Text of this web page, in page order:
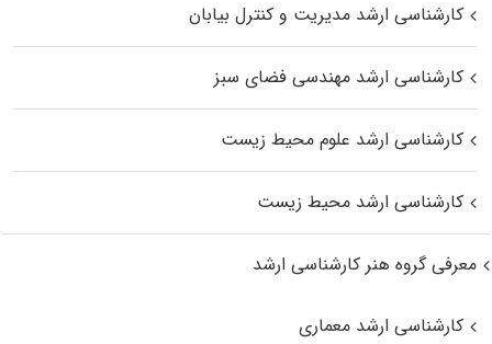
کارشناسی ارشد مدیریت و کنترل بیابان
کارشناسی ارشد مهندسی فضای سبز
کارشناسی ارشد علوم محیط‌ زیست
کارشناسی ارشد محیط زیست
معرفی گروه هنر کارشناسی ارشد
کارشناسی ارشد معماری